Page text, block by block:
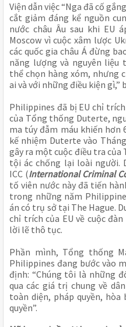
Viện dẫn việc “Nga đã cố
cắt giảm đáng kể nguồn
nước châu Âu sau khi EU
Moscow vì cuộc xâm lược
các quốc gia châu Á đừng
năng lượng và nguyên liệu
thể chọn hàng xóm, nhưng
ai và với những điều kiện gì,”
Philippines đã bị EU chỉ
của Tổng thống Duterte,
ma túy đẫm máu khiến hơn
kế nhiệm Duterte vào
gây ra một cuộc điều tra của
tội ác chống lại loài người.
ICC (International Criminal
tố viên nước này đã tiến
trong những năm
án có trụ sở tại The Hague.
chỉ trích của EU về cuộc
lời lẽ thô tục.
Phần mình, Tổng thống
Philippines đang bước vào
định: “Chúng tôi là những
qua các giá trị chung về
toàn diện, pháp quyền,
quyền”.